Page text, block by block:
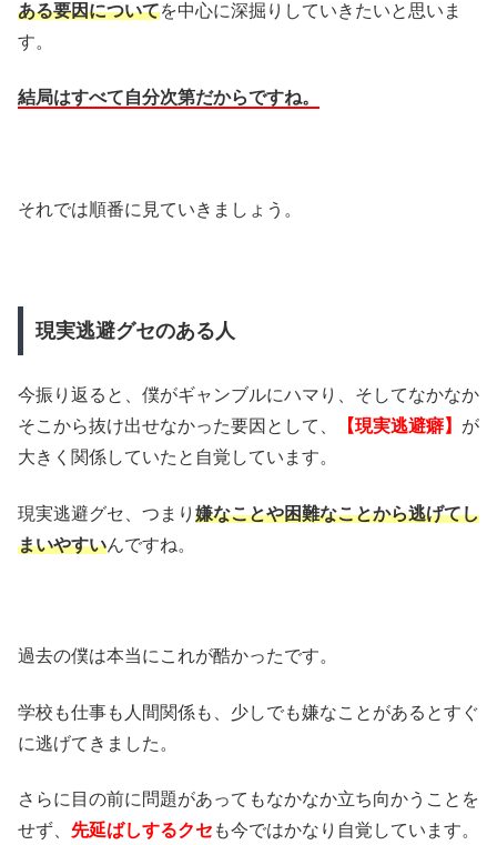
ある要因についてを中心に深掘りしていきたいと思いま
す。
結局はすべて自分次第だからですね。
それでは順番に見ていきましょう。
現実逃避グセのある人
今振り返ると、僕がギャンブルにハマり、そしてなかなか
そこから抜け出せなかった要因として、
【現実逃避癖】 が
大きく関係していたと自覚しています。
現実逃避グセ、つまり 嫌なことや困難なことから逃げてし
まいやすいんですね。
過去の僕は本当にこれが酷かったです。
学校も仕事も人間関係も、少しでも嫌なことがあるとすぐ
に逃げてきました。
さらに目の前に問題があってもなかなか立ち向かうことを
せず、 先延ばしするクセ も今ではかなり自覚しています。